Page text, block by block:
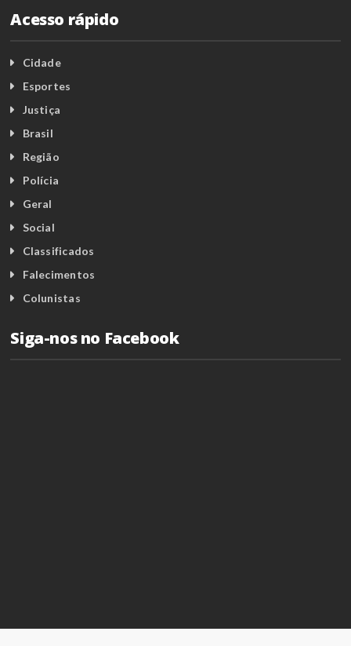
Acesso rápido
Cidade
Esportes
Justiça
Brasil
Região
Polícia
Geral
Social
Classificados
Falecimentos
Colunistas
Siga-nos no Facebook